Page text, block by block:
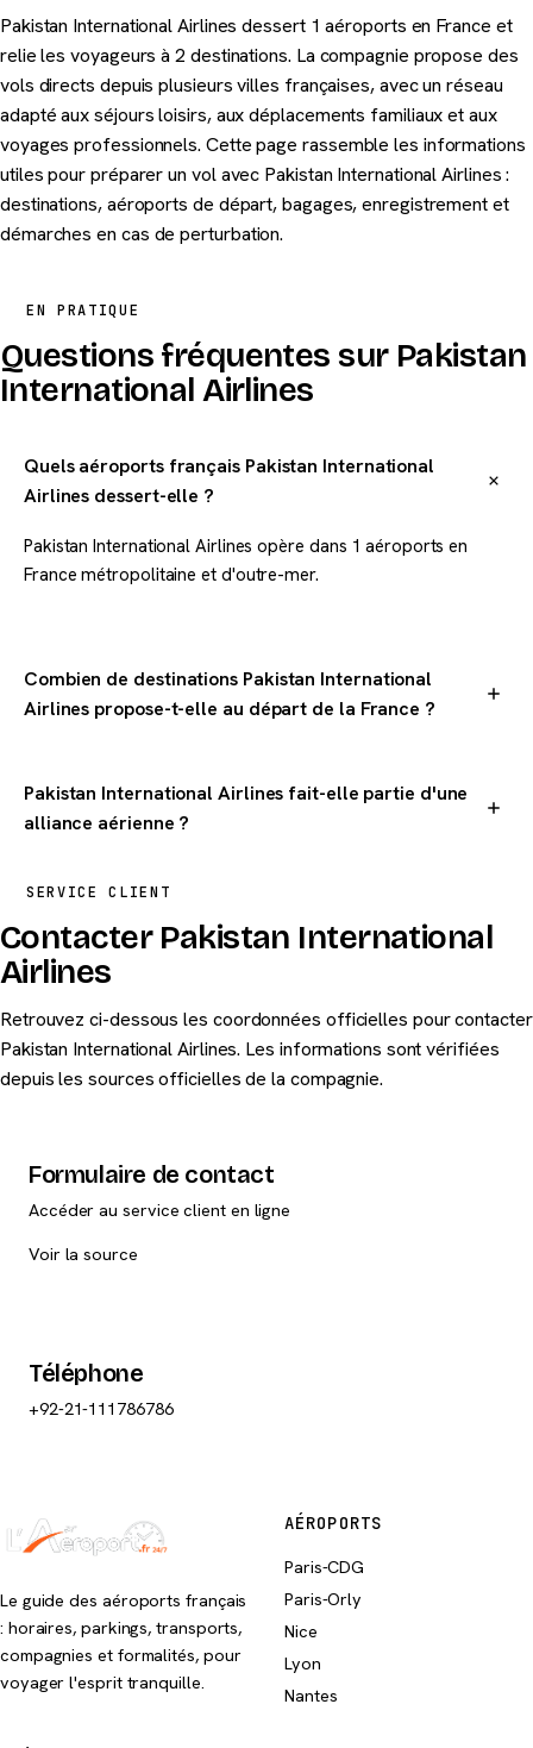
Pakistan International Airlines dessert 1 aéroports en France et
relie les voyageurs à 2 destinations. La compagnie propose des
vols directs depuis plusieurs villes françaises, avec un réseau
adapté aux séjours loisirs, aux déplacements familiaux et aux
voyages professionnels. Cette page rassemble les informations
utiles pour préparer un vol avec Pakistan International Airlines :
destinations, aéroports de départ, bagages, enregistrement et
démarches en cas de perturbation.
EN PRATIQUE
Questions fréquentes sur Pakistan
International Airlines
Quels aéroports français Pakistan International
Airlines dessert-elle ?
Pakistan International Airlines opère dans 1 aéroports en
France métropolitaine et d'outre-mer.
Combien de destinations Pakistan International
Airlines propose-t-elle au départ de la France ?
monde au départ de la France.
Pakistan International Airlines fait-elle partie d'une
alliance aérienne ?
alliance aérienne majeure.
SERVICE CLIENT
Contacter Pakistan International
Airlines
Retrouvez ci-dessous les coordonnées officielles pour contacter
Pakistan International Airlines. Les informations sont vérifiées
depuis les sources officielles de la compagnie.
Formulaire de contact
Accéder au service client en ligne
Voir la source
Téléphone
+92-21-111786786
Le guide des aéroports français
: horaires, parkings, transports,
compagnies et formalités, pour
voyager l'esprit tranquille.
AÉROPORTS
Paris-CDG
Paris-Orly
Nice
Lyon
Nantes